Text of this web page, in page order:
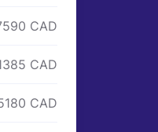
CAD
CAD
CAD